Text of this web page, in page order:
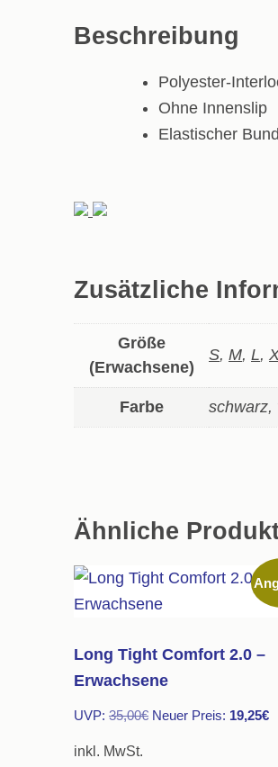
Beschreibung
Polyester-
Ohne Innenslip
Elastischer
Zusätzliche
Größe
(Erwachsene)
S, M, L,
Farbe schwarz,
Ähnliche
Long Tight Comfort 2.0 –
Erwachsene
UVP: 35,00€ Ursprünglicher
Neuer Preis: 19,25€
inkl. MwSt.